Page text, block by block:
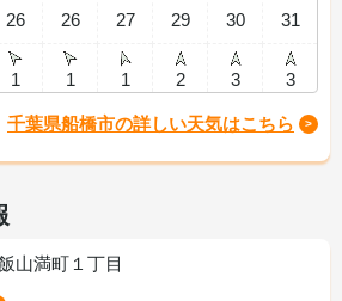
26
1
26
1
27
1
29
2
30
3
31
3
千葉県船橋市の詳しい天気はこちら
山満町１丁目